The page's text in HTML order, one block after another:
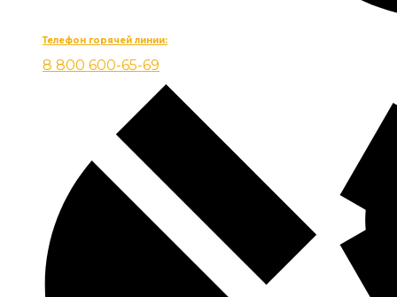
Телефон горячей линии:
8 800 600-65-69